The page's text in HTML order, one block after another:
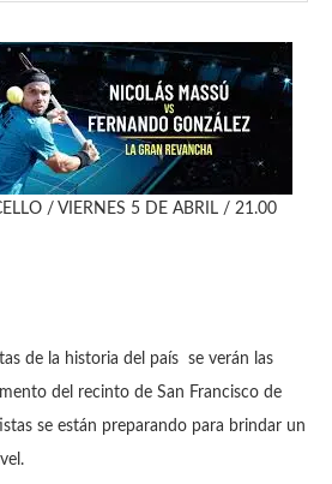
/ VIERNES 5 DE ABRIL / 21.00
de la historia del país se verán las
del recinto de San Francisco de
se están preparando para brindar un